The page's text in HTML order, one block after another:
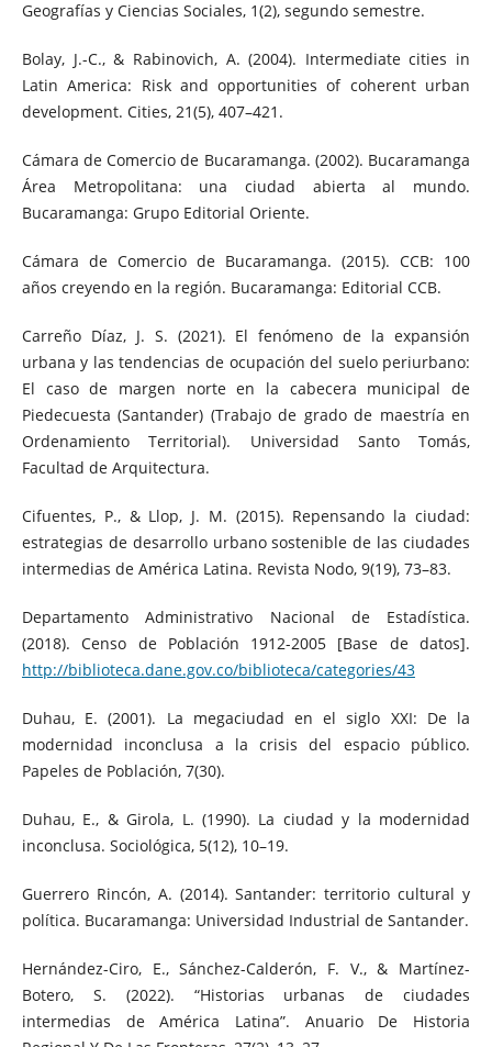
Geografías y Ciencias Sociales, 1(2), segundo semestre.
Bolay, J.-C., & Rabinovich, A. (2004). Intermediate cities in
Latin America: Risk and opportunities of coherent urban
development. Cities, 21(5), 407–421.
Cámara de Comercio de Bucaramanga. (2002). Bucaramanga
Área Metropolitana: una ciudad abierta al mundo.
Bucaramanga: Grupo Editorial Oriente.
Cámara de Comercio de Bucaramanga. (2015). CCB: 100
años creyendo en la región. Bucaramanga: Editorial CCB.
Carreño Díaz, J. S. (2021). El fenómeno de la expansión
urbana y las tendencias de ocupación del suelo periurbano:
El caso de margen norte en la cabecera municipal de
Piedecuesta (Santander) (Trabajo de grado de maestría en
Ordenamiento Territorial). Universidad Santo Tomás,
Facultad de Arquitectura.
Cifuentes, P., & Llop, J. M. (2015). Repensando la ciudad:
estrategias de desarrollo urbano sostenible de las ciudades
intermedias de América Latina. Revista Nodo, 9(19), 73–83.
Departamento Administrativo Nacional de Estadística.
(2018). Censo de Población 1912-2005 [Base de datos].
http://biblioteca.dane.gov.co/biblioteca/categories/43
Duhau, E. (2001). La megaciudad en el siglo XXI: De la
modernidad inconclusa a la crisis del espacio público.
Papeles de Población, 7(30).
Duhau, E., & Girola, L. (1990). La ciudad y la modernidad
inconclusa. Sociológica, 5(12), 10–19.
Guerrero Rincón, A. (2014). Santander: territorio cultural y
política. Bucaramanga: Universidad Industrial de Santander.
Hernández-Ciro, E., Sánchez-Calderón, F. V., & Martínez-
Botero, S. (2022). “Historias urbanas de ciudades
intermedias de América Latina”. Anuario De Historia